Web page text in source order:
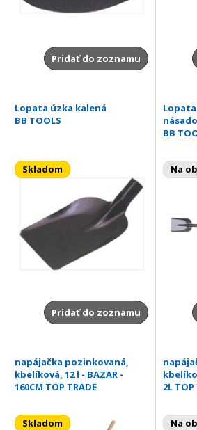
Pridať do zoznamu
Lopata úzka kalená
BB TOOLS
Skladom
Pridať do zoznamu
BB
Na
napájačka pozinkovaná,
kbelíková, 12 l - BAZAR -
160CM TOP TRADE
Skladom
2L TOP
Na